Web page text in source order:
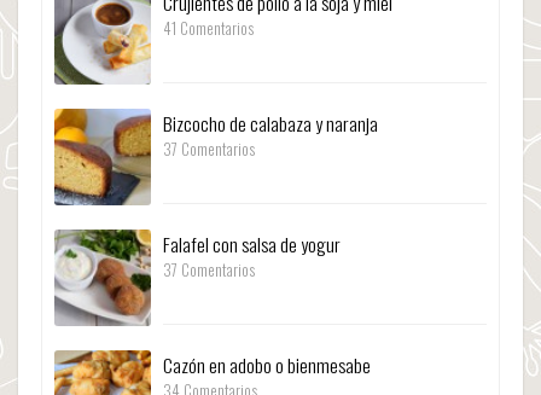
41 Comentarios
Bizcocho de calabaza y naranja
37 Comentarios
Falafel con salsa de yogur
37 Comentarios
Cazón en adobo o bienmesabe